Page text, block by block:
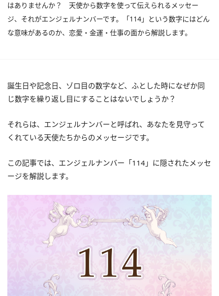
はありませんか？ 天使から数字を使って伝えられるメッセー
ジ、それがエンジェルナンバーです。「114」という数字にはどん
な意味があるのか、恋愛・金運・仕事の面から解説します。
誕生日や記念日、ゾロ目の数字など、ふとした時になぜか同
じ数字を繰り返し目にすることはないでしょうか？
それらは、エンジェルナンバーと呼ばれ、あなたを見守って
くれている天使たちからのメッセージです。
この記事では、エンジェルナンバー「114」に隠されたメッセ
ージを解説します。